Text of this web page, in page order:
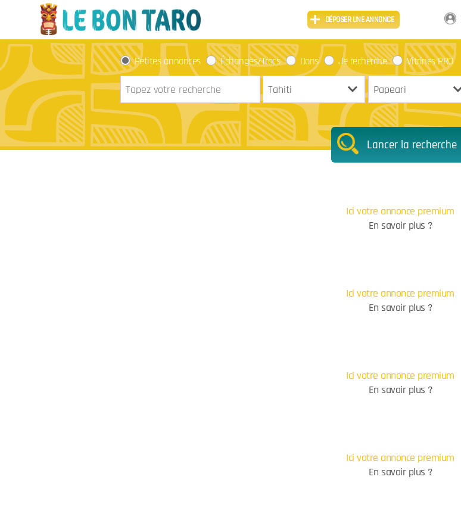
DÉPOSER UNE ANNONCE
Petites annonces Échanges/Trocs Dons Je recherche Vitrines PRO
Lancer la recherche
Ici votre annonce premium
En savoir plus ?
Ici votre annonce premium
En savoir plus ?
Ici votre annonce premium
En savoir plus ?
Ici votre annonce premium
En savoir plus ?